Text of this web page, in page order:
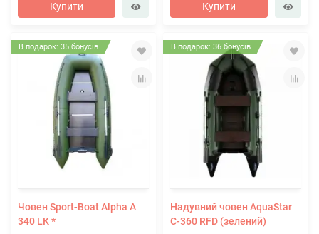
Купити Купити
В подарок: 35 бонусів
Човен Sport-Boat Alpha А
340 LК *
В подарок: 36 бонусів
Надувний човен AquaStar
С-360 RFD (зелений)